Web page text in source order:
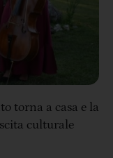
torna a casa e la
culturale